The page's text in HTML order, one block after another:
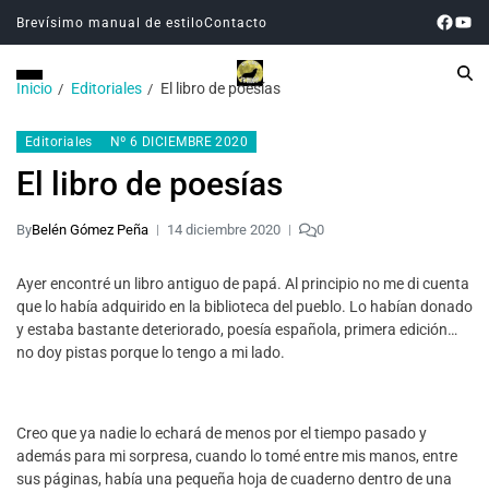
Brevísimo manual de estiloContacto
Inicio Editoriales El libro de poesías
Editoriales Nº 6 DICIEMBRE 2020
El libro de poesías
ByBelén Gómez Peña 14 diciembre 2020 0
Ayer encontré un libro antiguo de papá. Al principio no me di cuenta
que lo había adquirido en la biblioteca del pueblo. Lo habían donado
y estaba bastante deteriorado, poesía española, primera edición…
no doy pistas porque lo tengo a mi lado.
Creo que ya nadie lo echará de menos por el tiempo pasado y
además para mi sorpresa, cuando lo tomé entre mis manos, entre
sus páginas, había una pequeña hoja de cuaderno dentro de una